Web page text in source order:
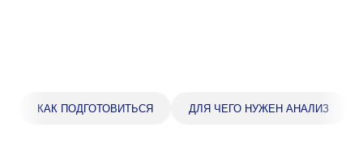
КАК ПОДГОТОВИТЬСЯ ДЛЯ ЧЕГО НУЖЕН АНАЛИЗ